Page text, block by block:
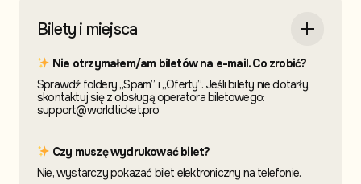
Bilety i miejsca
Nie otrzymałem/am biletów na e-mail. Co zrobić?
Sprawdź foldery „Spam” i „Oferty”. Jeśli bilety nie dotarły,
skontaktuj się z obsługą operatora biletowego:
support@worldticket.pro
Czy muszę wydrukować bilet?
Nie, wystarczy pokazać bilet elektroniczny na telefonie.